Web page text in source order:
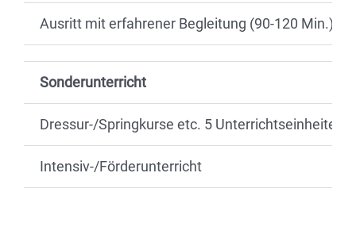
Ausritt mit erfahrener Begleitung (90-120 Min.)
Sonderunterricht
Dressur-/Springkurse etc. 5 Unterrichtseinheiten
Intensiv-/Förderunterricht